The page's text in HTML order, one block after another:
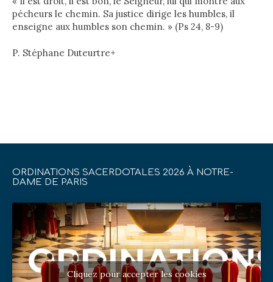
pécheurs le chemin. Sa justice dirige les humbles, il
enseigne aux humbles son chemin. » (Ps 24, 8-9)
P. Stéphane Duteurtre+
ORDINATIONS SACERDOTALES 2026 À NOTRE-
DAME DE PARIS
Cliquez pour accepter les cookies